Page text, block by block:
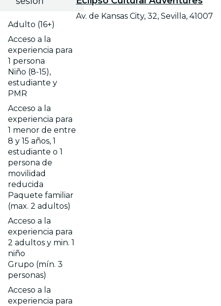
Adulto (16+)
Acceso a la
experiencia para
1 persona
Niño (8-15),
estudiante y
PMR
Acceso a la
experiencia para
1 menor de entre
8 y 15 años, 1
estudiante o 1
persona de
movilidad
reducida
Paquete familiar
(max. 2 adultos)
Acceso a la
experiencia para
2 adultos y min. 1
niño
Grupo (mín. 3
personas)
Acceso a la
experiencia para
Av. de Kansas City, 32, Sevilla, 41007